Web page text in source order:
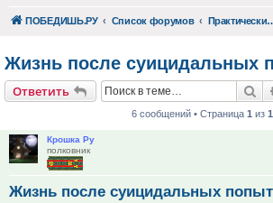
ПОБЕДИШЬ.РУ Список форумов
Жизнь после суицидальных
Ответить
6 сообщений • Страница 1 из 1
Крошка Ру
полковник
Жизнь после суицидальных